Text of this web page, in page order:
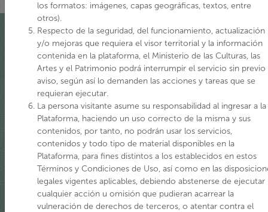
Quiénes somos
La puesta en marcha del Ministerio de las Culturas, las Artes
y el Patrimonio en 2018 a partir de la Ley 21.045, nos invita a
una integración de los registros relacionados con el
patrimonio cultural y natural, que se manifiesta en esta
plataforma digital a través del trabajo técnico de la Mesa IDE
Patrimonio, conformada actualmente por equipos tanto del
Servicio Nacional del Patrimonio Cultural como de las
subsecretarías del Patrimonio Cultural y de las Culturas y las
los formatos: imágenes, capas geográficas, textos, entre
otros).
Respecto de la seguridad, del funcionamiento, actualización
y/o mejoras que requiera el visor territorial y la información
contenida en la plataforma, el Ministerio de las Culturas, las
Artes y el Patrimonio podrá interrumpir el servicio sin previo
aviso, según así lo demanden las acciones y tareas que se
requieran ejecutar.
La persona visitante asume su responsabilidad al ingresar a la
Plataforma, haciendo un uso correcto de la misma y sus
contenidos, por tanto, no podrán usar los servicios,
contenidos y todo tipo de material disponibles en la
Plataforma, para fines distintos a los establecidos en estos
Términos y Condiciones de Uso, así como en las
legales vigentes aplicables, debiendo abstenerse de ejecutar
cualquier acción u omisión que pudieran acarrear la
vulneración de derechos de terceros, o atentar contra el